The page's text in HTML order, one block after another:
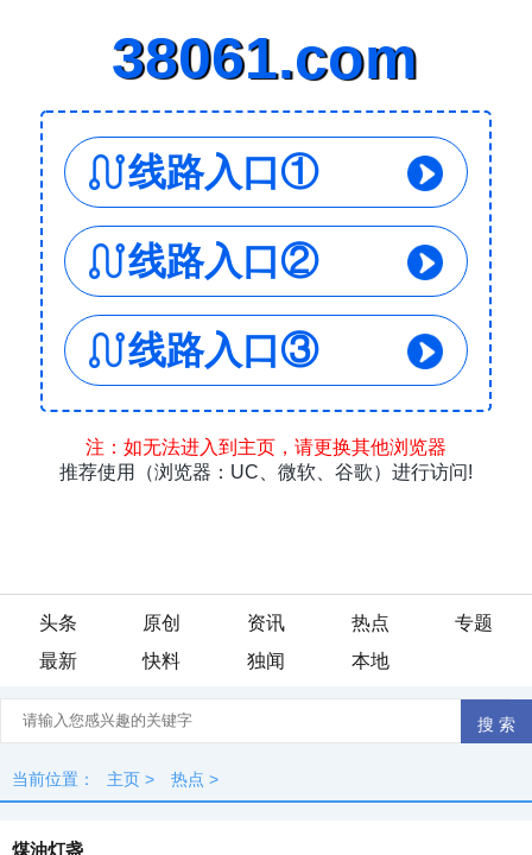
头条 原创 资讯 热点
专题
最新
快料 独闻 本地
当前位置： 主页 > 热点 >
煤油灯盏